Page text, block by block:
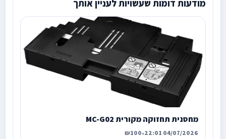
מודעות דומות שעשויות לעניין אותך
מחסנית תחזוקה מקורית MC-G02
04/07/2026 22:01
•
₪100